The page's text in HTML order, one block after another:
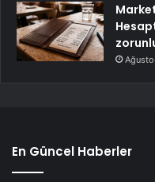
En Güncel Haberler